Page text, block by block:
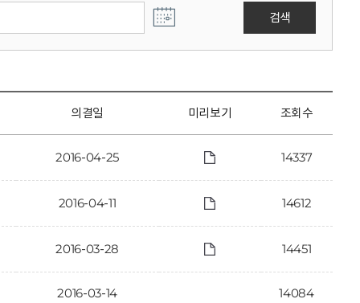
검색
의결일 미리보기 조회수
2016-04-25 14337
2016-04-11 14612
2016-03-28 14451
2016-03-14 14084